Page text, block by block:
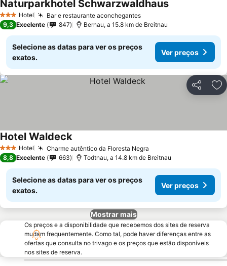
3 EstrelasHotel Bar e restaurante aconchegantes
Naturparkhotel Schwarzwaldhaus
9,3 Excelente 847 Bernau, a 15.8 km de Breitnau
Selecione as datas para ver os preços
exatos.
Ver preços
Partilhar
3 EstrelasHotel Charme autêntico da Floresta Negra
Hotel Waldeck
8,8 Excelente 663 Todtnau, a 14.8 km de Breitnau
Selecione as datas para ver os preços
exatos.
Ver preços
Mostrar mais
Os preços e a disponibilidade que recebemos dos sites de reserva
mudam frequentemente. Como tal, pode haver diferenças entre as
ofertas que consulta no trivago e os preços que estão disponíveis
nos sites de reserva.